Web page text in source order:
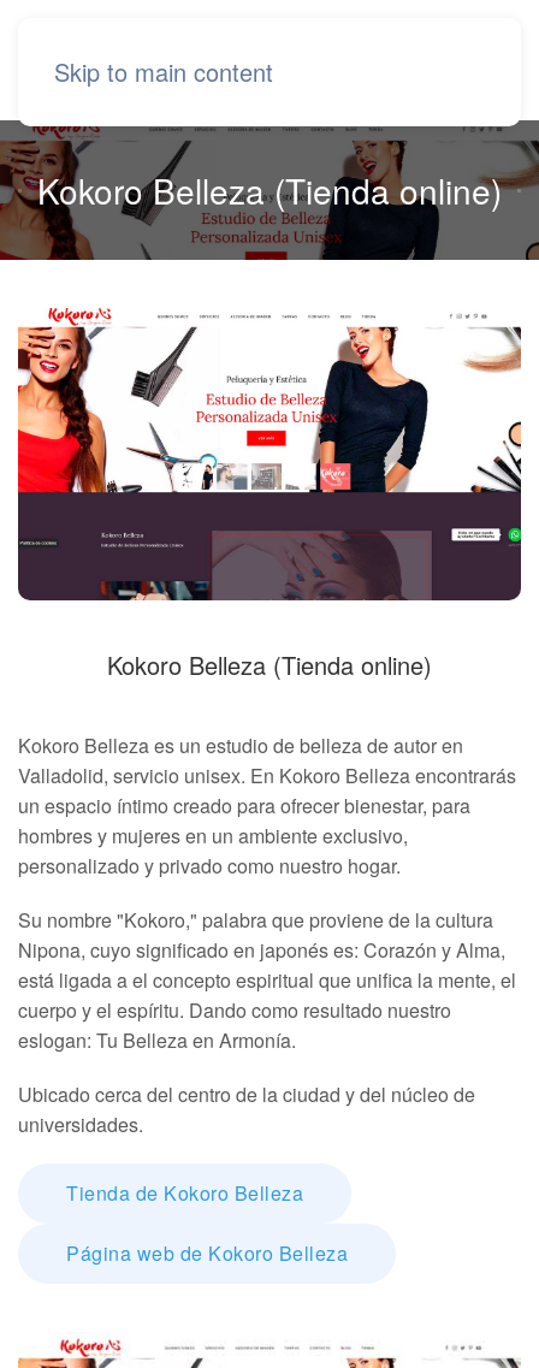
Skip to main content
Kokoro Belleza (Tienda online)
Kokoro Belleza (Tienda online)
Kokoro Belleza es un estudio de belleza de autor en
Valladolid, servicio unisex. En Kokoro Belleza encontrarás
un espacio íntimo creado para ofrecer bienestar, para
hombres y mujeres en un ambiente exclusivo,
personalizado y privado como nuestro hogar.
Su nombre "Kokoro," palabra que proviene de la cultura
Nipona, cuyo significado en japonés es: Corazón y Alma,
está ligada a el concepto espiritual que unifica la mente, el
cuerpo y el espíritu. Dando como resultado nuestro
eslogan: Tu Belleza en Armonía.
Ubicado cerca del centro de la ciudad y del núcleo de
universidades.
Tienda de Kokoro Belleza
Página web de Kokoro Belleza